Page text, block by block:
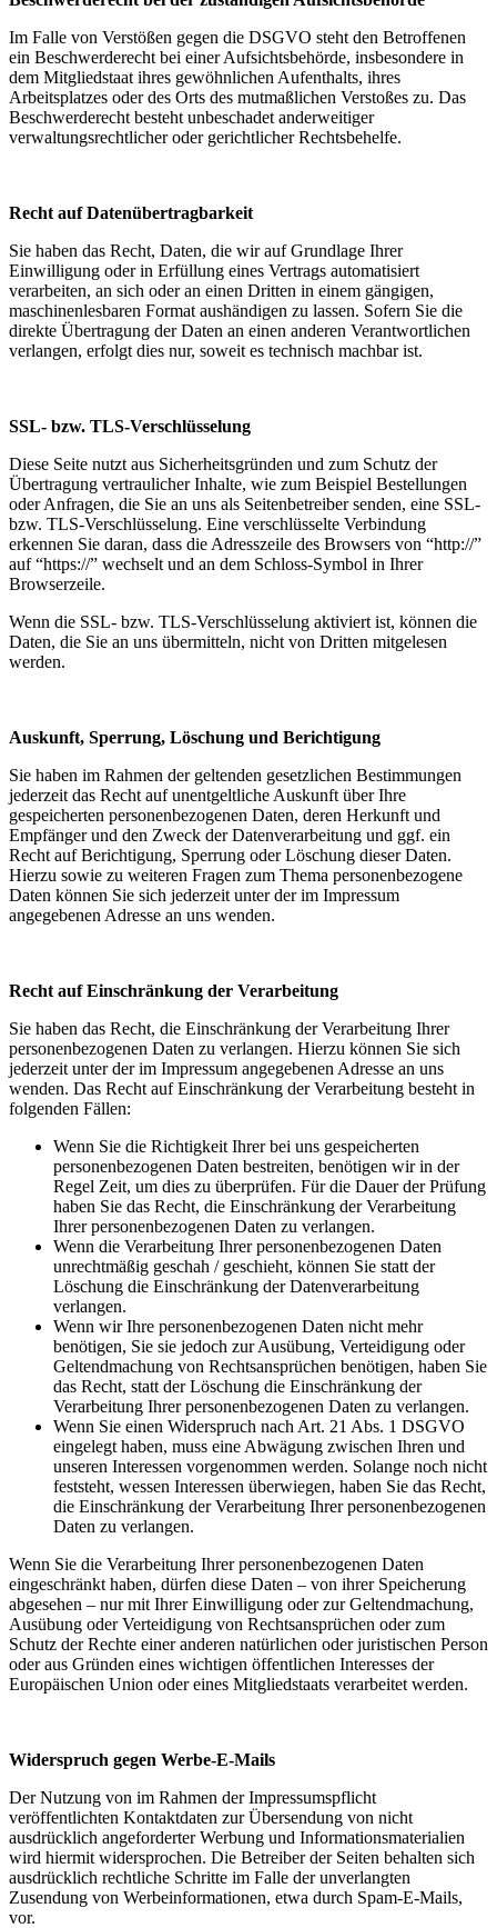
Im Falle von Verstößen gegen die DSGVO steht den Betroffenen
ein Beschwerderecht bei einer Aufsichtsbehörde, insbesondere in
dem Mitgliedstaat ihres gewöhnlichen Aufenthalts, ihres
Arbeitsplatzes oder des Orts des mutmaßlichen Verstoßes zu. Das
Beschwerderecht besteht unbeschadet anderweitiger
verwaltungsrechtlicher oder gerichtlicher Rechtsbehelfe.
Recht auf Datenübertragbarkeit
Sie haben das Recht, Daten, die wir auf Grundlage Ihrer
Einwilligung oder in Erfüllung eines Vertrags automatisiert
verarbeiten, an sich oder an einen Dritten in einem gängigen,
maschinenlesbaren Format aushändigen zu lassen. Sofern Sie die
direkte Übertragung der Daten an einen anderen Verantwortlichen
verlangen, erfolgt dies nur, soweit es technisch machbar ist.
SSL- bzw. TLS-Verschlüsselung
Diese Seite nutzt aus Sicherheitsgründen und zum Schutz der
Übertragung vertraulicher Inhalte, wie zum Beispiel Bestellungen
oder Anfragen, die Sie an uns als Seitenbetreiber senden, eine SSL-
bzw. TLS-Verschlüsselung. Eine verschlüsselte Verbindung
erkennen Sie daran, dass die Adresszeile des Browsers von “http://”
auf “https://” wechselt und an dem Schloss-Symbol in Ihrer
Browserzeile.
Wenn die SSL- bzw. TLS-Verschlüsselung aktiviert ist, können die
Daten, die Sie an uns übermitteln, nicht von Dritten mitgelesen
werden.
Auskunft, Sperrung, Löschung und Berichtigung
Sie haben im Rahmen der geltenden gesetzlichen Bestimmungen
jederzeit das Recht auf unentgeltliche Auskunft über Ihre
gespeicherten personenbezogenen Daten, deren Herkunft und
Empfänger und den Zweck der Datenverarbeitung und ggf. ein
Recht auf Berichtigung, Sperrung oder Löschung dieser Daten.
Hierzu sowie zu weiteren Fragen zum Thema personenbezogene
Daten können Sie sich jederzeit unter der im Impressum
angegebenen Adresse an uns wenden.
Recht auf Einschränkung der Verarbeitung
Sie haben das Recht, die Einschränkung der Verarbeitung Ihrer
personenbezogenen Daten zu verlangen. Hierzu können Sie sich
jederzeit unter der im Impressum angegebenen Adresse an uns
wenden. Das Recht auf Einschränkung der Verarbeitung besteht in
folgenden Fällen:
Wenn Sie die Richtigkeit Ihrer bei uns gespeicherten
personenbezogenen Daten bestreiten, benötigen wir in der
Regel Zeit, um dies zu überprüfen. Für die Dauer der Prüfung
haben Sie das Recht, die Einschränkung der Verarbeitung
Ihrer personenbezogenen Daten zu verlangen.
Wenn die Verarbeitung Ihrer personenbezogenen Daten
unrechtmäßig geschah / geschieht, können Sie statt der
Löschung die Einschränkung der Datenverarbeitung
verlangen.
Wenn wir Ihre personenbezogenen Daten nicht mehr
benötigen, Sie sie jedoch zur Ausübung, Verteidigung oder
Geltendmachung von Rechtsansprüchen benötigen, haben Sie
das Recht, statt der Löschung die Einschränkung der
Verarbeitung Ihrer personenbezogenen Daten zu verlangen.
Wenn Sie einen Widerspruch nach Art. 21 Abs. 1 DSGVO
eingelegt haben, muss eine Abwägung zwischen Ihren und
unseren Interessen vorgenommen werden. Solange noch nicht
feststeht, wessen Interessen überwiegen, haben Sie das Recht,
die Einschränkung der Verarbeitung Ihrer personenbezogenen
Daten zu verlangen.
Wenn Sie die Verarbeitung Ihrer personenbezogenen Daten
eingeschränkt haben, dürfen diese Daten – von ihrer Speicherung
abgesehen – nur mit Ihrer Einwilligung oder zur Geltendmachung,
Ausübung oder Verteidigung von Rechtsansprüchen oder zum
Schutz der Rechte einer anderen natürlichen oder juristischen Person
oder aus Gründen eines wichtigen öffentlichen Interesses der
Europäischen Union oder eines Mitgliedstaats verarbeitet werden.
Widerspruch gegen Werbe-E-Mails
Der Nutzung von im Rahmen der Impressumspflicht
veröffentlichten Kontaktdaten zur Übersendung von nicht
ausdrücklich angeforderter Werbung und Informationsmaterialien
wird hiermit widersprochen. Die Betreiber der Seiten behalten sich
ausdrücklich rechtliche Schritte im Falle der unverlangten
Zusendung von Werbeinformationen, etwa durch Spam-E-Mails,
vor.